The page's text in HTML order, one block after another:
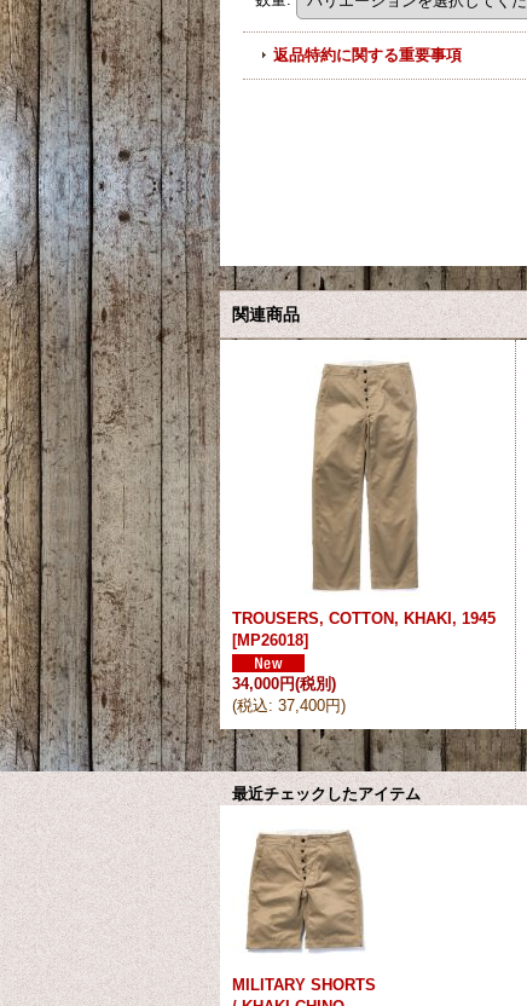
返品特約に関する重要事項
関連商品
TROUSERS, COTTON, KHAKI, 1945
[MP26018]
34,000円(税別)
(税込: 37,400円)
最近チェックしたアイテム
MILITARY SHORTS